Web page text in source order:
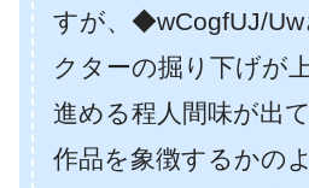
すが、◆wCogfUJ/Uw
クターの掘り下げが
進める程人間味が出
作品を象徴するかの